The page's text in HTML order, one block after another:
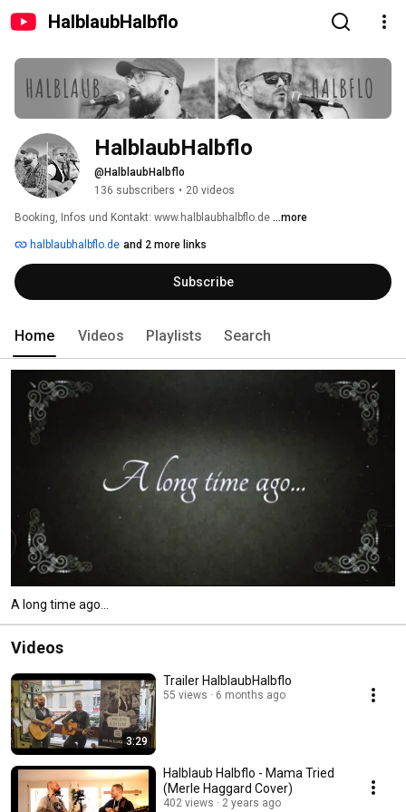
HalblaubHalbflo
HalblaubHalbflo
@HalblaubHalbflo
136 subscribers • 20 videos
Booking, Infos und Kontakt: www.halblaubhalbflo.de ...more
halblaubhalbflo.de and 2 more links
Subscribe
Home Videos Playlists Search
A long time ago...
Videos
3:29
Trailer HalblaubHalbflo
55 views 6 months ago
Halblaub Halbflo - Mama Tried
(Merle Haggard Cover)
402 views 2 years ago